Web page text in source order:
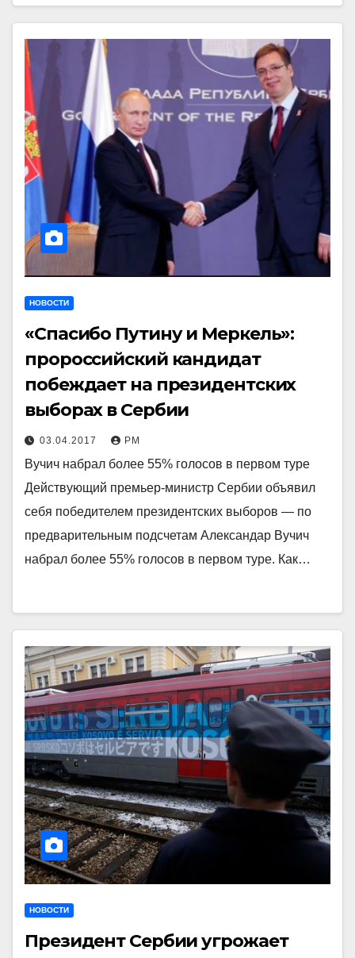
НОВОСТИ
«Спасибо Путину и Меркель»:
пророссийский кандидат
побеждает на президентских
выборах в Сербии
03.04.2017 РМ
Вучич набрал более 55% голосов в первом туре
Действующий премьер-министр Сербии объявил
себя победителем президентских выборов — по
предварительным подсчетам Александар Вучич
набрал более 55% голосов в первом туре. Как…
НОВОСТИ
Президент Сербии угрожает